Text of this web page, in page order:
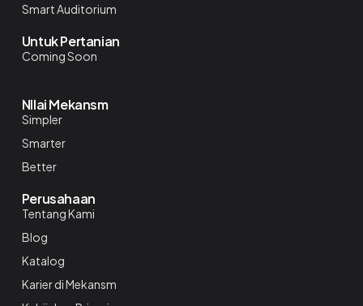
Smart Auditorium
Untuk Pertanian
Coming Soon
NIlai Mekansm
Simpler
Smarter
Better
Perusahaan
Tentang Kami
Blog
Katalog
Karier di Mekansm